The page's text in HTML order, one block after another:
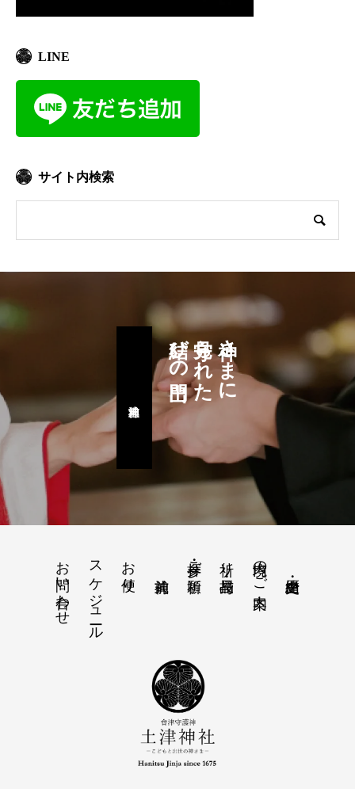
LINE
サイト内検索
神さまに
見守られた
結びの門出
境内のご案内
祈り・授与品
参拝・ご祈願
お便り
スケジュール
お問い合わせ